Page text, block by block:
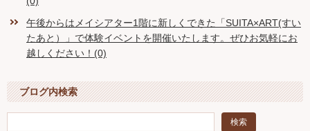
午後からはメイシアター1階に新しくできた「SUITA×ART(すい
たあと）」で体験イベントを開催いたします。ぜひお気軽にお
越しください！(0)
ブログ内検索